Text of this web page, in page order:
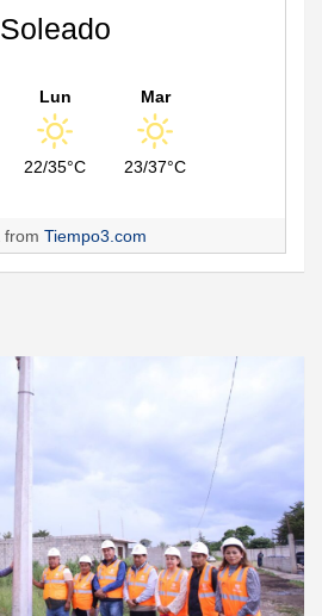
Soleado
Lun
22/35°C
Mar
23/37°C
from Tiempo3.com